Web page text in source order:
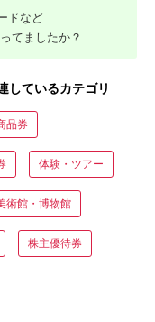
ドなど
てましたか？
しているカテゴリ
品券
体験・ツアー
術館・博物館
株主優待券